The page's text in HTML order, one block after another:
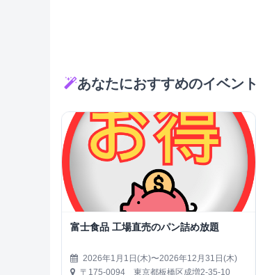
あなたにおすすめのイベント
富士食品 工場直売のパン詰め放題
2026年1月1日(木)〜2026年12月31日(木)
〒175-0094 東京都板橋区成増2-35-10